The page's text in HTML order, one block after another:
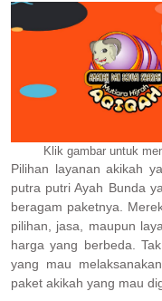
Klik gambar untuk
Pilihan layanan akikah
putra putri Ayah Bunda
beragam paketnya.
pilihan, jasa, maupun
harga yang berbeda.
yang mau
paket akikah yang mau